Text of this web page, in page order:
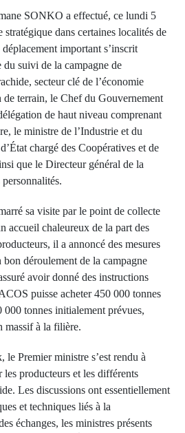
SONKO a effectué, ce lundi 5
dans certaines localités de
important s’inscrit
du suivi de la campagne de
secteur clé de l’économie
de terrain, le Chef du Gouvernement
de haut niveau comprenant
le ministre de l’Industrie et du
chargé des Coopératives et de
que le Directeur général de la
sa visite par le point de collecte
accueil chaleureux de la part des
il a annoncé des mesures
déroulement de la campagne
avoir donné des instructions
puisse acheter 450 000 tonnes
000 tonnes initialement prévues,
massif à la filière.
le Premier ministre s’est rendu à
producteurs et les différents
Les discussions ont essentiellement
et techniques liés à la
échanges, les ministres présents